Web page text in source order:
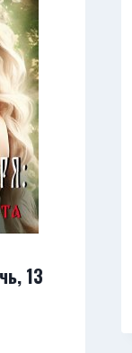
13